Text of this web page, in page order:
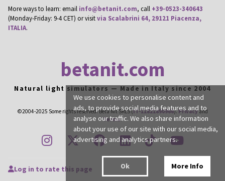
More ways to learn: email info@betanit.com, call +39-0523-340643
(Monday-Friday: 9-4 CET) or visitvia Scalabrini 64, 29121 Piacenza,
ITALIA.
betanit.com
Natural light simulators — Made in Italy since 2004
©2004-2025 Some rights reserved. Beta Nit SRLS (IT-11821890966). Privacyand
Terms.
instagram
twitterfacebook
linkedin
tiktok
Log in to rate this page
We use cookies to personalise content and
ads, to provide social media features and to
analyse our traffic. We also share information
about your use of our site with our social media,
advertising and analytics partners.
Ok More Info